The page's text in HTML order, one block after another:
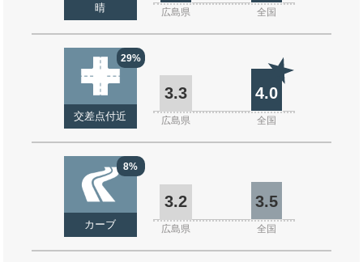
晴 広島県 全国
29%
交差点付近
3.3 4.0
広島県 全国
8%
カーブ
3.2 3.5
広島県 全国